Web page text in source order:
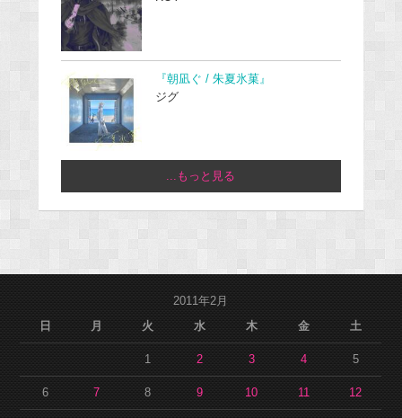
『朝凪ぐ / 朱夏氷菓』
ジグ
...もっと見る
2011年2月
日
月 火 水 木 金 土
1 2 3 4 5
6 7 8 9 10 11 12